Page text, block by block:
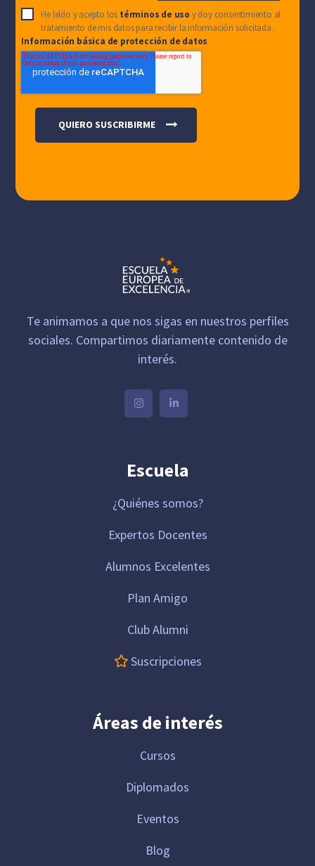
He leído y acepto los términos de uso y doy consentimiento al
tratamiento de mis datos para recibir la información solicitada.
Información básica de protección de datos
Te animamos a que nos sigas en nuestros perfiles
sociales. Compartimos diariamente contenido de
interés.
Escuela
¿Quiénes somos?
Expertos Docentes
Alumnos Excelentes
Plan Amigo
Club Alumni
Suscripciones
Áreas de interés
Cursos
Diplomados
Eventos
Blog